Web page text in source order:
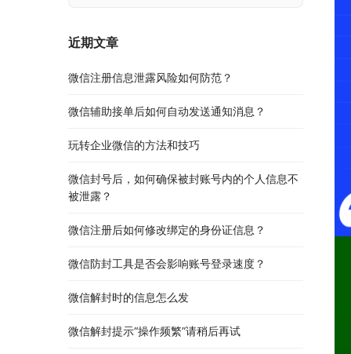
近期文章
微信注册信息泄露风险如何防范？
微信辅助接单后如何自动发送通知消息？
玩转企业微信的方法和技巧
微信封号后，如何确保被封账号内的个人信息不
被泄露？
微信注册后如何修改绑定的身份证信息？
微信防封工具是否会影响账号登录速度？
微信解封时的信息怎么发
微信解封提示“操作频繁”请稍后再试